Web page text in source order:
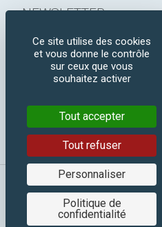
NEWSLETTER :
SUIVEZ-NOUS :
Facebook
Instagram
Mentions légales-CGV-Politique de
Copyright 2019 © Prêt à Partir.
sans l’autorisation préalable
Ce site utilise des cookies
et vous donne le contrôle
sur ceux que vous
souhaitez activer
Tout accepter
Tout refuser
Personnaliser
Politique de
confidentialité